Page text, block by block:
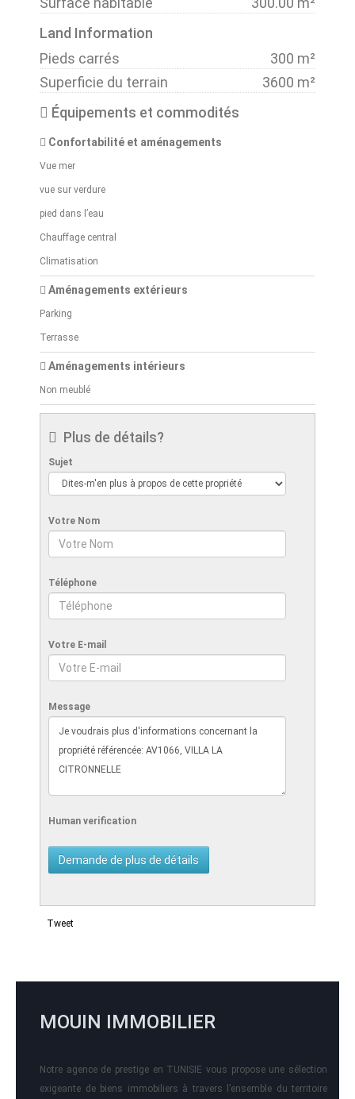
Land Information
Pieds carrés
300 m²
Superficie du terrain
3600 m²
Équipements et commodités
Confortabilité et aménagements
Vue mer
vue sur verdure
pied dans l’eau
Chauffage central
Climatisation
Aménagements extérieurs
Parking
Terrasse
Aménagements intérieurs
Non meublé
Plus de détails?
Sujet
Votre Nom
Téléphone
Votre E-mail
Message
Human verification
Tweet
MOUIN IMMOBILIER
Notre agence de prestige en TUNISIE vous propose une sélection
exigeante de biens immobiliers à travers l’ensemble du territoire